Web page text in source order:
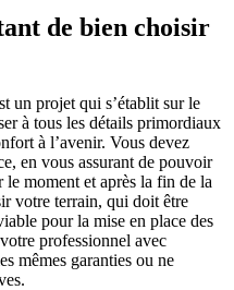
de bien choisir
un projet qui s’établit sur le
à tous les détails primordiaux
à l’avenir. Vous devez
en vous assurant de pouvoir
le moment et après la fin de la
votre terrain, qui doit être
pour la mise en place des
professionnel avec
mêmes garanties ou ne